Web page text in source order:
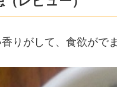
りがして、食欲がで